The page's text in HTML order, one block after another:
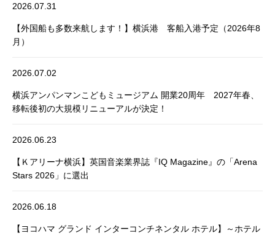
2026.07.31
【外国船も多数来航します！】横浜港 客船入港予定（2026年8
月）
2026.07.02
横浜アンパンマンこどもミュージアム 開業20周年 2027年春、
移転後初の大規模リニューアルが決定！
2026.06.23
【Ｋアリーナ横浜】英国音楽業界誌『IQ Magazine』の「Arena
Stars 2026」に選出
2026.06.18
【ヨコハマ グランド インターコンチネンタル ホテル】～ホテル